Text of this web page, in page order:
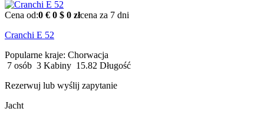
Cena od:0 € 0 $ 0 złcena za 7 dni
Cranchi E 52
Popularne kraje: Chorwacja
7 osób 3 Kabiny 15.82 Długość
Rezerwuj lub wyślij zapytanie
Jacht